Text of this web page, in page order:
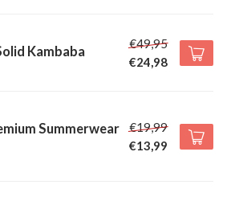
Kambaba
€49,95
€24,98
Summerwear
€19,99
€13,99